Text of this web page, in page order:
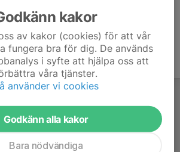
kakor
av kakor (cookies) för att vår
fungera bra för dig. De används
i syfte att hjälpa oss att
våra tjänster.
använder vi cookies
Godkänn alla kakor
Bara nödvändiga